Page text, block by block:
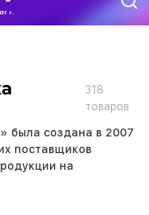
318
товаров
была создана в 2007
поставщиков
на